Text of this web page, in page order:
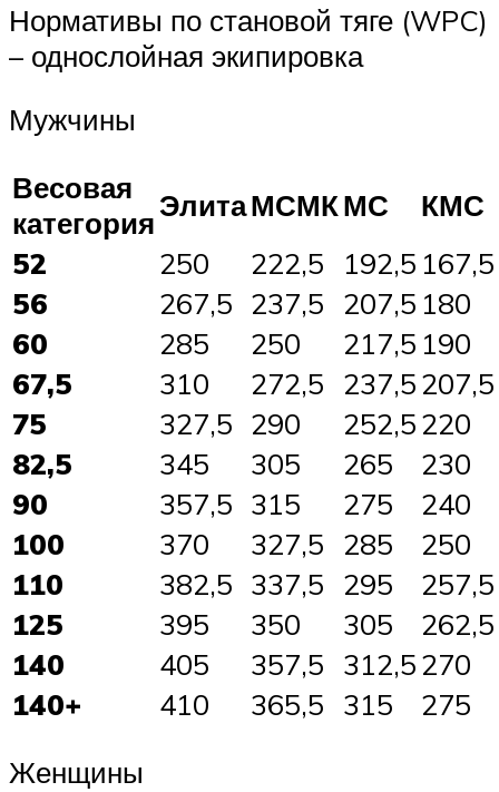
Нормативы по становой тяге (WPC)
– однослойная экипировка
Мужчины
Весовая
категорияЭлитаМСМКМС
КМС
52
250 222,5 192,5 167,5
56
267,5 237,5 207,5 180
60
285 250 217,5 190
67,5
310 272,5 237,5207,5
75
327,5 290 252,5220
82,5
345 305 265
230
90
357,5 315 275
240
100
370 327,5 285
250
110
382,5 337,5 295
257,5
125
395 350 305
262,5
140
405 357,5 312,5270
140+
410 365,5 315
275
Женщины